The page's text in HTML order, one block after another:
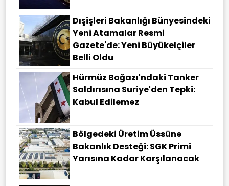
Dışişleri Bakanlığı Bünyesindeki
Yeni Atamalar Resmi
Gazete'de: Yeni Büyükelçiler
Belli Oldu
Hürmüz Boğazı'ndaki Tanker
Saldırısına Suriye'den Tepki:
Kabul Edilemez
Bölgedeki Üretim Üssüne
Bakanlık Desteği: SGK Primi
Yarısına Kadar Karşılanacak